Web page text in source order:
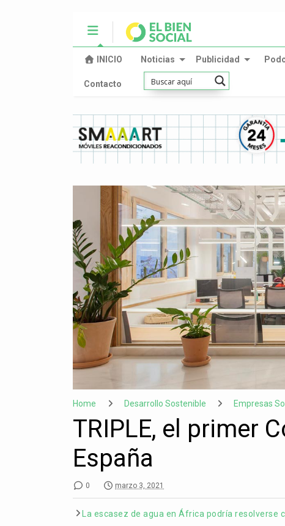
INICIO Noticias Publicidad
Contacto
Home Desarrollo Sostenible Empresas
TRIPLE, el primer
España
0 marzo 3, 2021
La escasez de agua en África podría